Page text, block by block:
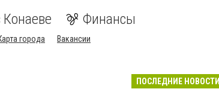
Финансы
города Вакансии
ПОСЛЕДНИЕ НОВОСТИ